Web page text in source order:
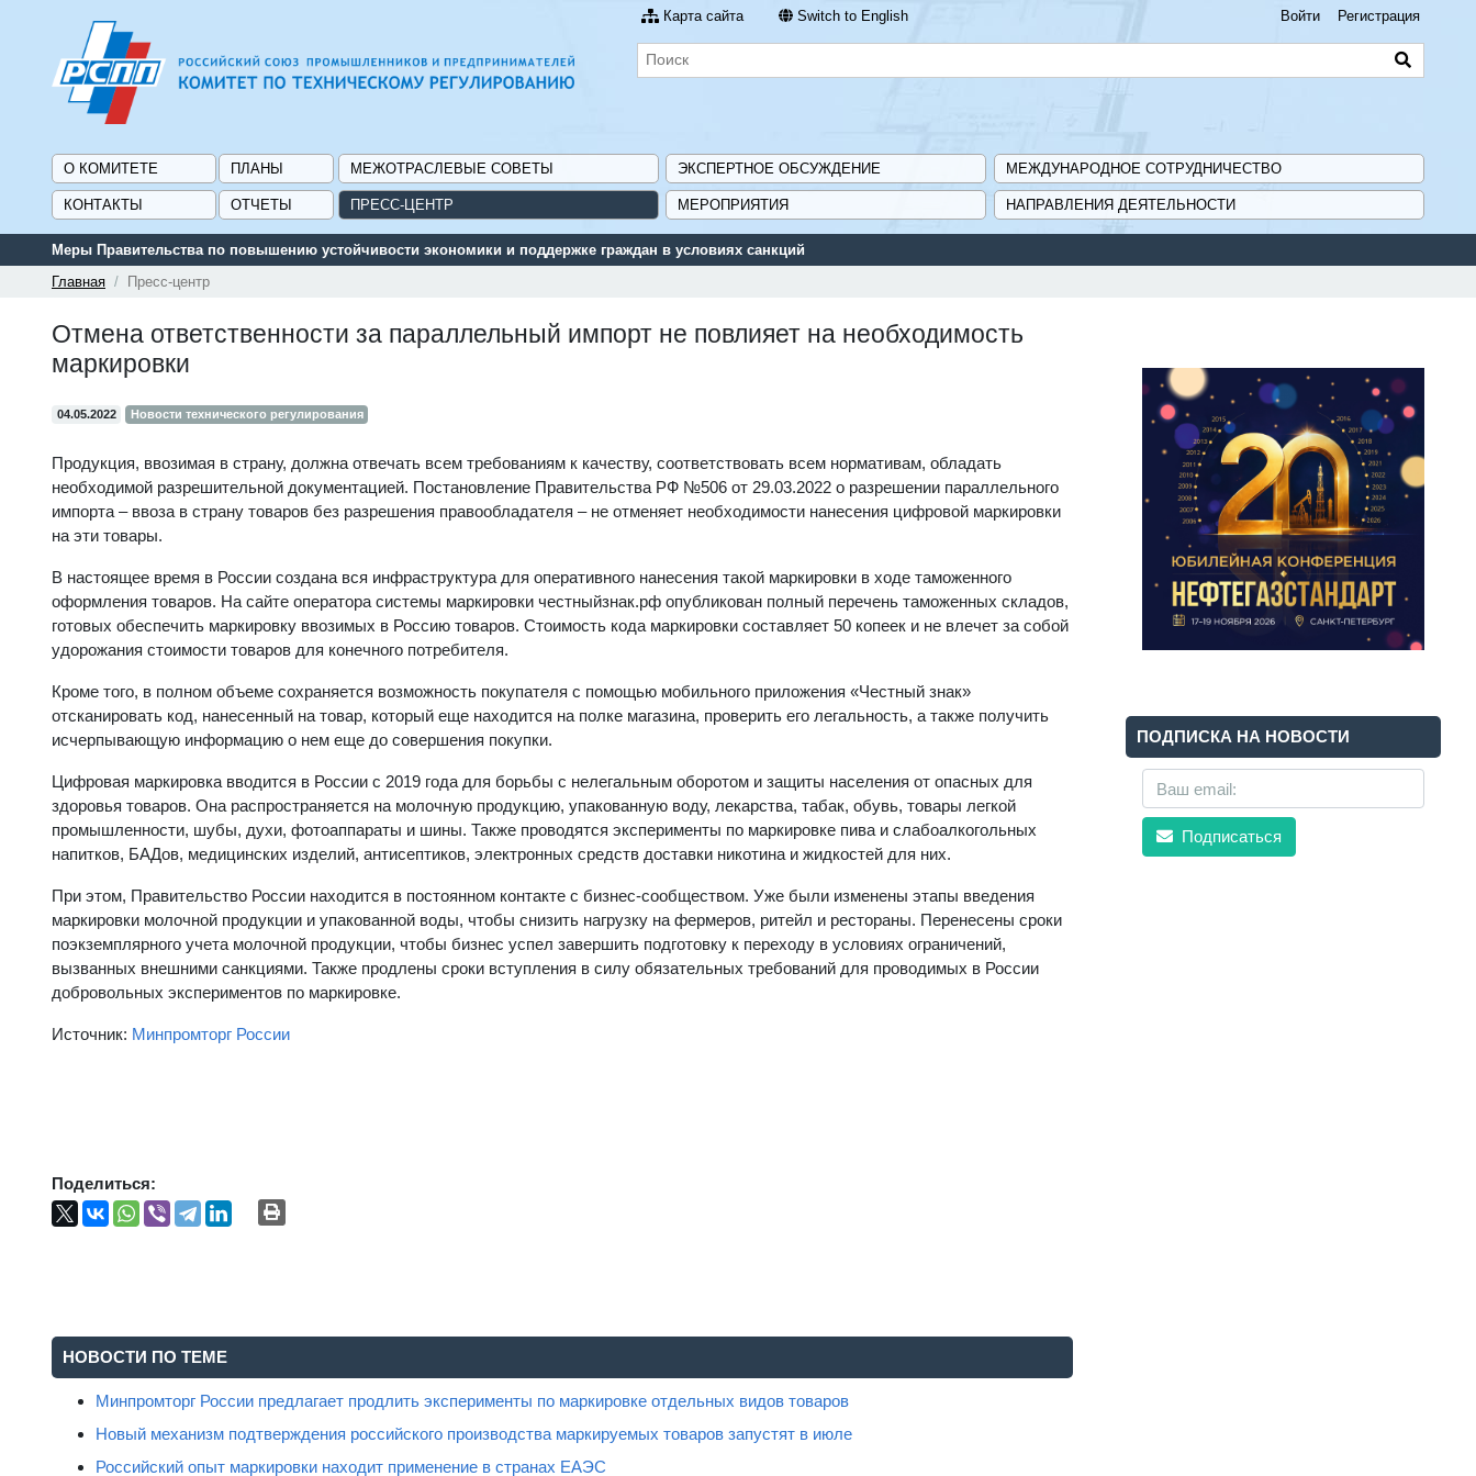
Карта сайта Switch to English Войти Регистрация
О КОМИТЕТЕ ПЛАНЫ МЕЖОТРАСЛЕВЫЕ СОВЕТЫ ЭКСПЕРТНОЕ ОБСУЖДЕНИЕ МЕЖДУНАРОДНОЕ СОТРУДНИЧЕСТВО
КОНТАКТЫ ОТЧЕТЫ ПРЕСС-ЦЕНТР МЕРОПРИЯТИЯ НАПРАВЛЕНИЯ ДЕЯТЕЛЬНОСТИ
Меры Правительства по повышению устойчивости экономики и поддержке граждан в условиях санкций
Главная
Пресс-центр
Отмена ответственности за параллельный импорт не повлияет на необходимость
маркировки
04.05.2022 Новости технического регулирования
Продукция, ввозимая в страну, должна отвечать всем требованиям к качеству, соответствовать всем нормативам, обладать
необходимой разрешительной документацией. Постановление Правительства РФ №506 от 29.03.2022 о разрешении параллельного
импорта – ввоза в страну товаров без разрешения правообладателя – не отменяет необходимости нанесения цифровой маркировки
на эти товары.
В настоящее время в России создана вся инфраструктура для оперативного нанесения такой маркировки в ходе таможенного
оформления товаров. На сайте оператора системы маркировки честныйзнак.рф опубликован полный перечень таможенных складов,
готовых обеспечить маркировку ввозимых в Россию товаров. Стоимость кода маркировки составляет 50 копеек и не влечет за собой
удорожания стоимости товаров для конечного потребителя.
Кроме того, в полном объеме сохраняется возможность покупателя с помощью мобильного приложения «Честный знак»
отсканировать код, нанесенный на товар, который еще находится на полке магазина, проверить его легальность, а также получить
исчерпывающую информацию о нем еще до совершения покупки.
Цифровая маркировка вводится в России с 2019 года для борьбы с нелегальным оборотом и защиты населения от опасных для
здоровья товаров. Она распространяется на молочную продукцию, упакованную воду, лекарства, табак, обувь, товары легкой
промышленности, шубы, духи, фотоаппараты и шины. Также проводятся эксперименты по маркировке пива и слабоалкогольных
напитков, БАДов, медицинских изделий, антисептиков, электронных средств доставки никотина и жидкостей для них.
При этом, Правительство России находится в постоянном контакте с бизнес-сообществом. Уже были изменены этапы введения
маркировки молочной продукции и упакованной воды, чтобы снизить нагрузку на фермеров, ритейл и рестораны. Перенесены сроки
поэкземплярного учета молочной продукции, чтобы бизнес успел завершить подготовку к переходу в условиях ограничений,
вызванных внешними санкциями. Также продлены сроки вступления в силу обязательных требований для проводимых в России
добровольных экспериментов по маркировке.
Источник: Минпромторг России
Поделиться:
НОВОСТИ ПО ТЕМЕ
Минпромторг России предлагает продлить эксперименты по маркировке отдельных видов товаров
Новый механизм подтверждения российского производства маркируемых товаров запустят в июле
Российский опыт маркировки находит применение в странах ЕАЭС
ПОДПИСКА НА НОВОСТИ
Подписаться